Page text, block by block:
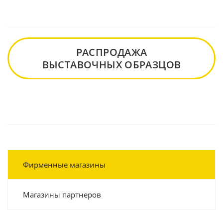
РАСПРОДАЖА
ВЫСТАВОЧНЫХ ОБРАЗЦОВ
Фирменные магазины
Магазины партнеров